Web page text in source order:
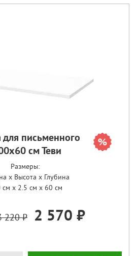
письменного
см Теви
Размеры:
x Высота x Глубина
см x 2.5 см x 60 см
220 ₽ 2 570 ₽